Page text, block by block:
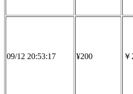
09/12 20:53:17 ¥200